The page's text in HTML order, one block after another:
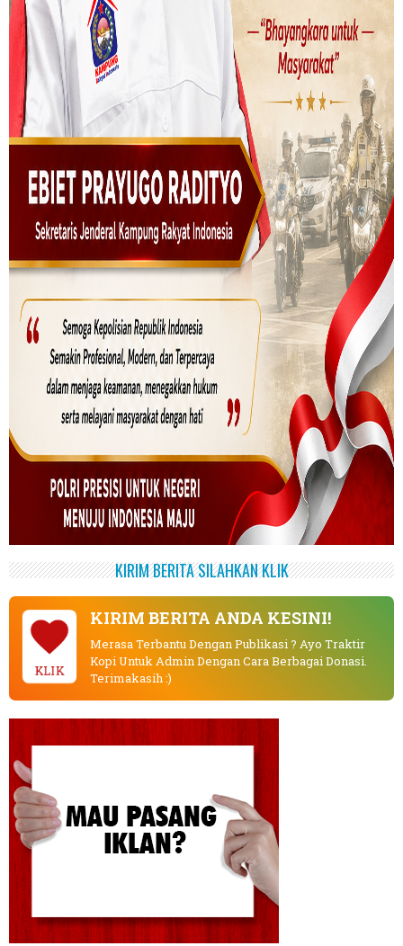
KIRIM BERITA SILAHKAN KLIK
KLIK
KIRIM BERITA ANDA KESINI!
Merasa Terbantu Dengan Publikasi ? Ayo Traktir
Kopi Untuk Admin Dengan Cara Berbagai Donasi.
Terimakasih :)